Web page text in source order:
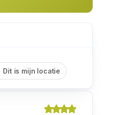
Dit is mijn locatie